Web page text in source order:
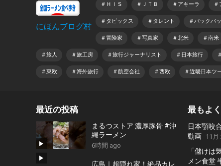
にほんブログ村
＃ＨＩＳ ＃ＪＴＢ ＃アキーラ ＃
＃タビックス ＃タレント ＃バックパ
＃冒険家 ＃写真家 ＃北米 ＃南米
＃旅人 ＃旅工房 ＃旅行ジャーナリスト ＃日本旅行
＃東欧 ＃海外旅行 ＃航空会社 ＃西欧 ＃近畿日本ツ
最近の投稿
まるつストア 濃厚豚骨 #沖
縄ラーメン
6時間 ago
広島｜超隠れ家！絶品カレ
最もよ
日本顎咬
動画
11月
「儲けは
メン食堂